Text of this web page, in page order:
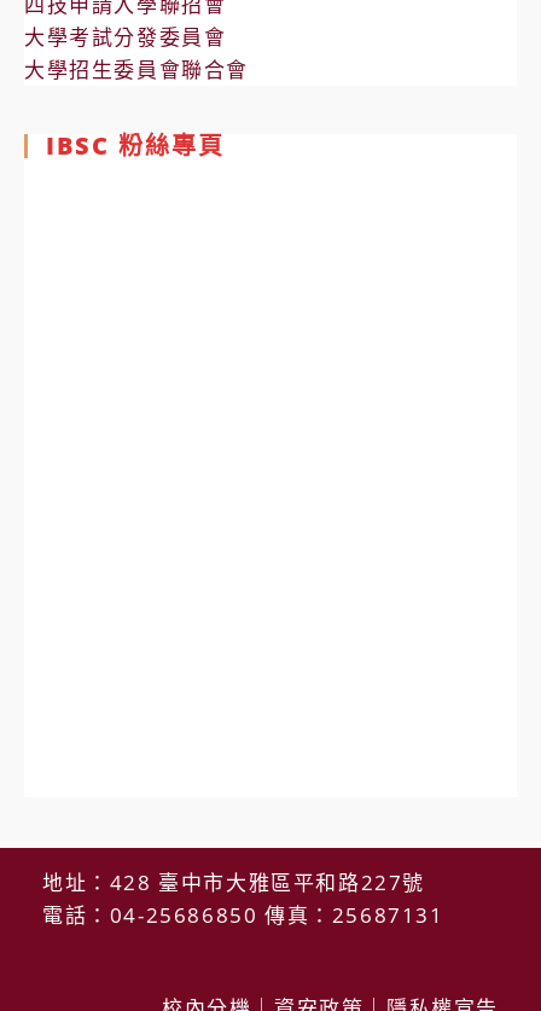
大學考試分發委員會
大學招生委員會聯合會
IBSC 粉絲專頁
地址：428 臺中市大雅區平和路227號
電話：04-25686850 傳真：25687131